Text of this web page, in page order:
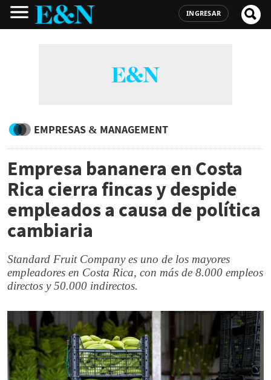
INGRESAR
EMPRESAS & MANAGEMENT
Empresa bananera en Costa
Rica cierra fincas y despide
empleados a causa de política
cambiaria
Standard Fruit Company es uno de los mayores
empleadores en Costa Rica, con más de 8.000 empleos
directos y 50.000 indirectos.